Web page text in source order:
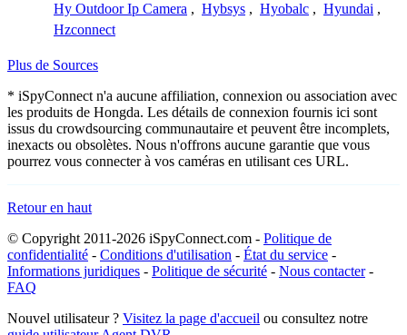
Hy Outdoor Ip Camera , Hybsys , Hyobalc , Hyundai ,
Hzconnect
Plus de Sources
* iSpyConnect n'a aucune affiliation, connexion ou association avec
les produits de Hongda. Les détails de connexion fournis ici sont
issus du crowdsourcing communautaire et peuvent être incomplets,
inexacts ou obsolètes. Nous n'offrons aucune garantie que vous
pourrez vous connecter à vos caméras en utilisant ces URL.
Retour en haut
© Copyright 2011-2026 iSpyConnect.com - Politique de
confidentialité - Conditions d'utilisation - État du service -
Informations juridiques - Politique de sécurité - Nous contacter-
FAQ
Nouvel utilisateur ? Visitez la page d'accueil ou consultez notre